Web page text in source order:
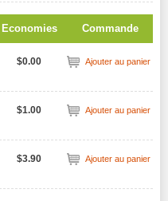
Economies Commande
$0.00 Ajouter au panier
$1.00 Ajouter au panier
$3.90 Ajouter au panier